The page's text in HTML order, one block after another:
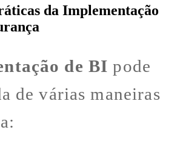
da Implementação
de BI pode
de várias maneiras